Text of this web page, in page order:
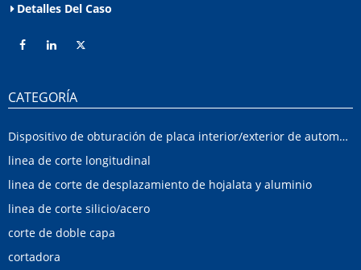
Detalles Del Caso
CATEGORÍA
Dispositivo de obturación de placa interior/exterior de automóvil
linea de corte longitudinal
linea de corte de desplazamiento de hojalata y aluminio
linea de corte silicio/acero
corte de doble capa
cortadora